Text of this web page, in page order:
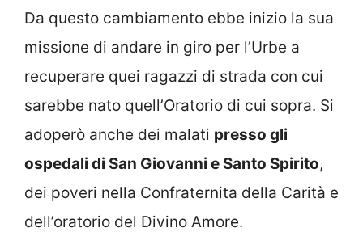
Da questo cambiamento ebbe inizio la sua
missione di andare in giro per l’Urbe a
recuperare quei ragazzi di strada con cui
sarebbe nato quell’Oratorio di cui sopra. Si
adoperò anche dei malati presso gli
ospedali di San Giovanni e Santo Spirito,
dei poveri nella Confraternita della Carità e
dell’oratorio del Divino Amore.